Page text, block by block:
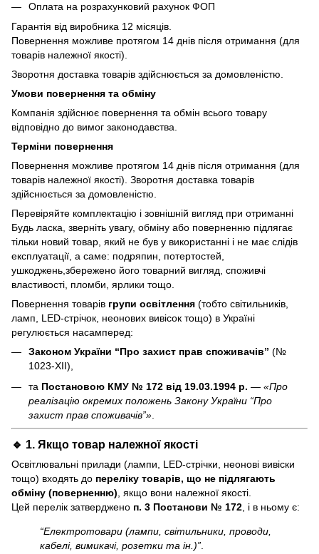
Оплата на розрахунковий рахунок ФОП
Гарантія від виробника 12 місяців.
Повернення можливе протягом 14 днів після отримання (для
товарів належної якості).
Зворотня доставка товарів здійснюється за домовленістю.
Умови повернення та обміну
Компанія здійснює повернення та обмін всього товару
відповідно до вимог законодавства.
Терміни повернення
Повернення можливе протягом 14 днів після отримання (для
товарів належної якості). Зворотня доставка товарів
здійснюється за домовленістю.
Перевіряйте комплектацію і зовнішній вигляд при отриманні
Будь ласка, зверніть увагу, обміну або поверненню підлягає
тільки новий товар, який не був у використанні і не має слідів
експлуатації, а саме: подряпин, потертостей,
ушкоджень,збережено його товарний вигляд, споживчі
властивості, пломби, ярлики тощо.
Повернення товарів групи освітлення (тобто світильників,
ламп, LED-стрічок, неонових вивісок тощо) в Україні
регулюється насамперед:
Законом України “Про захист прав споживачів” (№
1023-XII),
та Постановою КМУ № 172 від 19.03.1994 р. — «Про
реалізацію окремих положень Закону України “Про
захист прав споживачів”»
🔹 1. Якщо товар належної якості
Освітлювальні прилади (лампи, LED-стрічки, неонові вивіски
тощо) входять до переліку товарів, що не підлягають
обміну (поверненню) , якщо вони належної якості.
Цей перелік затверджено п. 3 Постанови № 172 , і в ньому є:
“Електротовари (лампи, світильники, проводи,
кабелі, вимикачі, розетки та ін.)”